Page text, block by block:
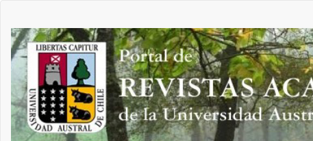
Contenido
principal
Barra
lateral